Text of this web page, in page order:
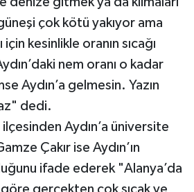
çok kötü yakıyor ama
kesinlikle oranın sıcağı
nem oranı o kadar
Aydın’a gelmesin. Yazın
dedi.
ilçesinden Aydın’a üniversite
Çakır ise Aydın’ın
ifade ederek "Alanya’da